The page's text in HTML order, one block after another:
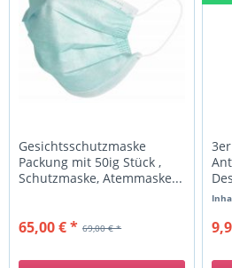
Gesichtsschutzmaske
Packung mit 50ig Stück ,
Schutzmaske, Atemmaske...
69,00 € *
65,00 € *